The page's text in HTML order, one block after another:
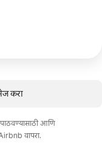
करा
आणि
वापरा.